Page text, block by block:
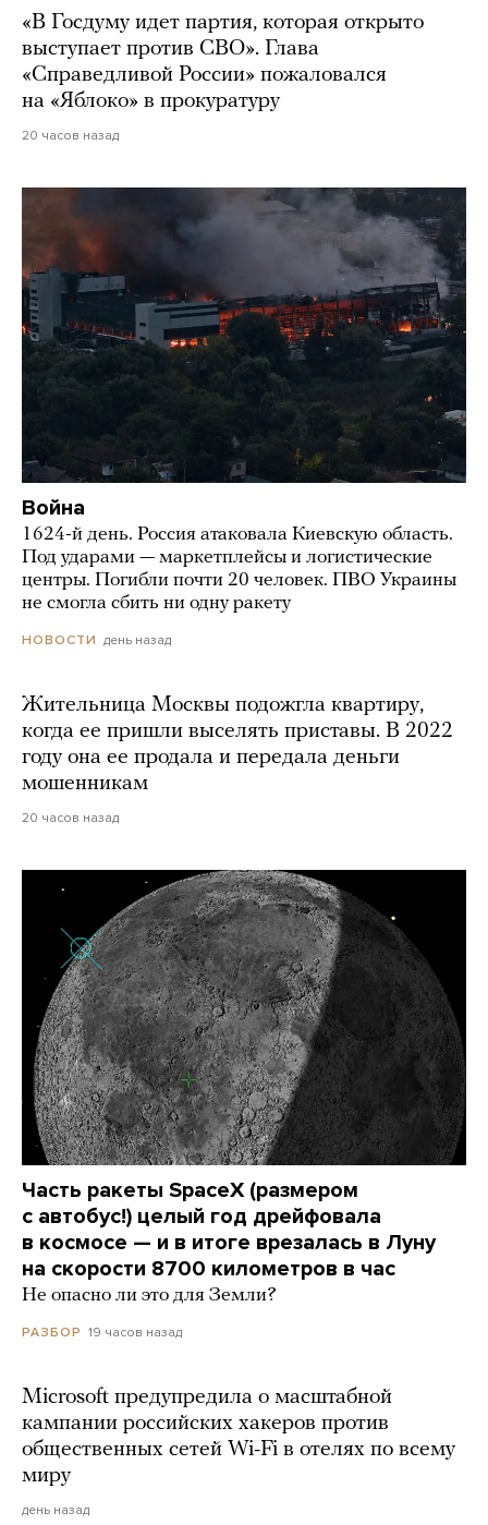
«В Госдуму идет партия, которая открыто
выступает против СВО». Глава
«Справедливой России» пожаловался
на «Яблоко» в прокуратуру
20 часов назад
Война
1624-й день. Россия атаковала Киевскую область.
Под ударами — маркетплейсы и логистические
центры. Погибли почти 20 человек. ПВО Украины
не смогла сбить ни одну ракету
НОВОСТИ день назад
Жительница Москвы подожгла квартиру,
когда ее пришли выселять приставы. В 2022
году она ее продала и передала деньги
мошенникам
20 часов назад
Часть ракеты SpaceX (размером
с автобус!) целый год дрейфовала
в космосе — и в итоге врезалась в Луну
на скорости 8700 километров в час
Не опасно ли это для Земли?
РАЗБОР 19 часов назад
Microsoft предупредила о масштабной
кампании российских хакеров против
общественных сетей Wi-Fi в отелях по всему
миру
день назад